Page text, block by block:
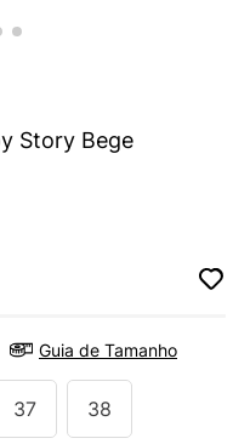
Story Bege
Guia de Tamanho
37 38